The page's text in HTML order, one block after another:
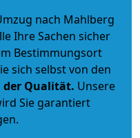
nach Mahlberg
Ihre Sachen sicher
Bestimmungsort
sich selbst von den
der Qualität. Unsere
Sie garantiert